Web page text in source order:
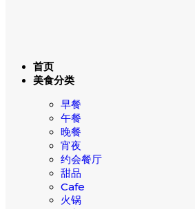
首页
美食分类
早餐
午餐
晚餐
宵夜
约会餐厅
甜品
Cafe
火锅